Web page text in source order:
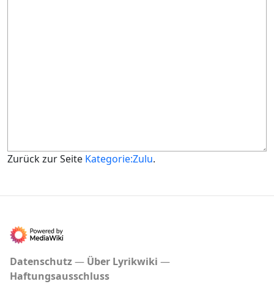
Zurück zur Seite Kategorie:Zulu.
Datenschutz
Über Lyrikwiki
Haftungsausschluss